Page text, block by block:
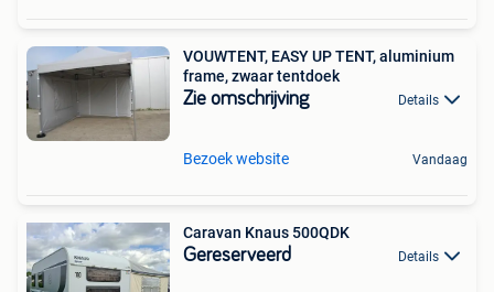
VOUWTENT, EASY UP TENT, aluminium
frame, zwaar tentdoek
Zie omschrijving Details
Bezoek website Vandaag
Caravan Knaus 500QDK
Gereserveerd Details